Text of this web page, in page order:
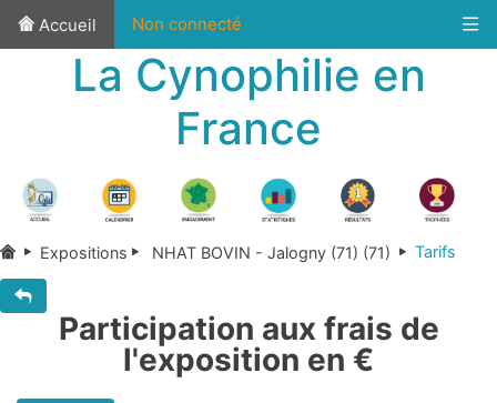
Accueil Non connecté
La Cynophilie en
France
Expositions NHAT BOVIN - Jalogny (71) (71) Tarifs
Participation aux frais de
l'exposition en €